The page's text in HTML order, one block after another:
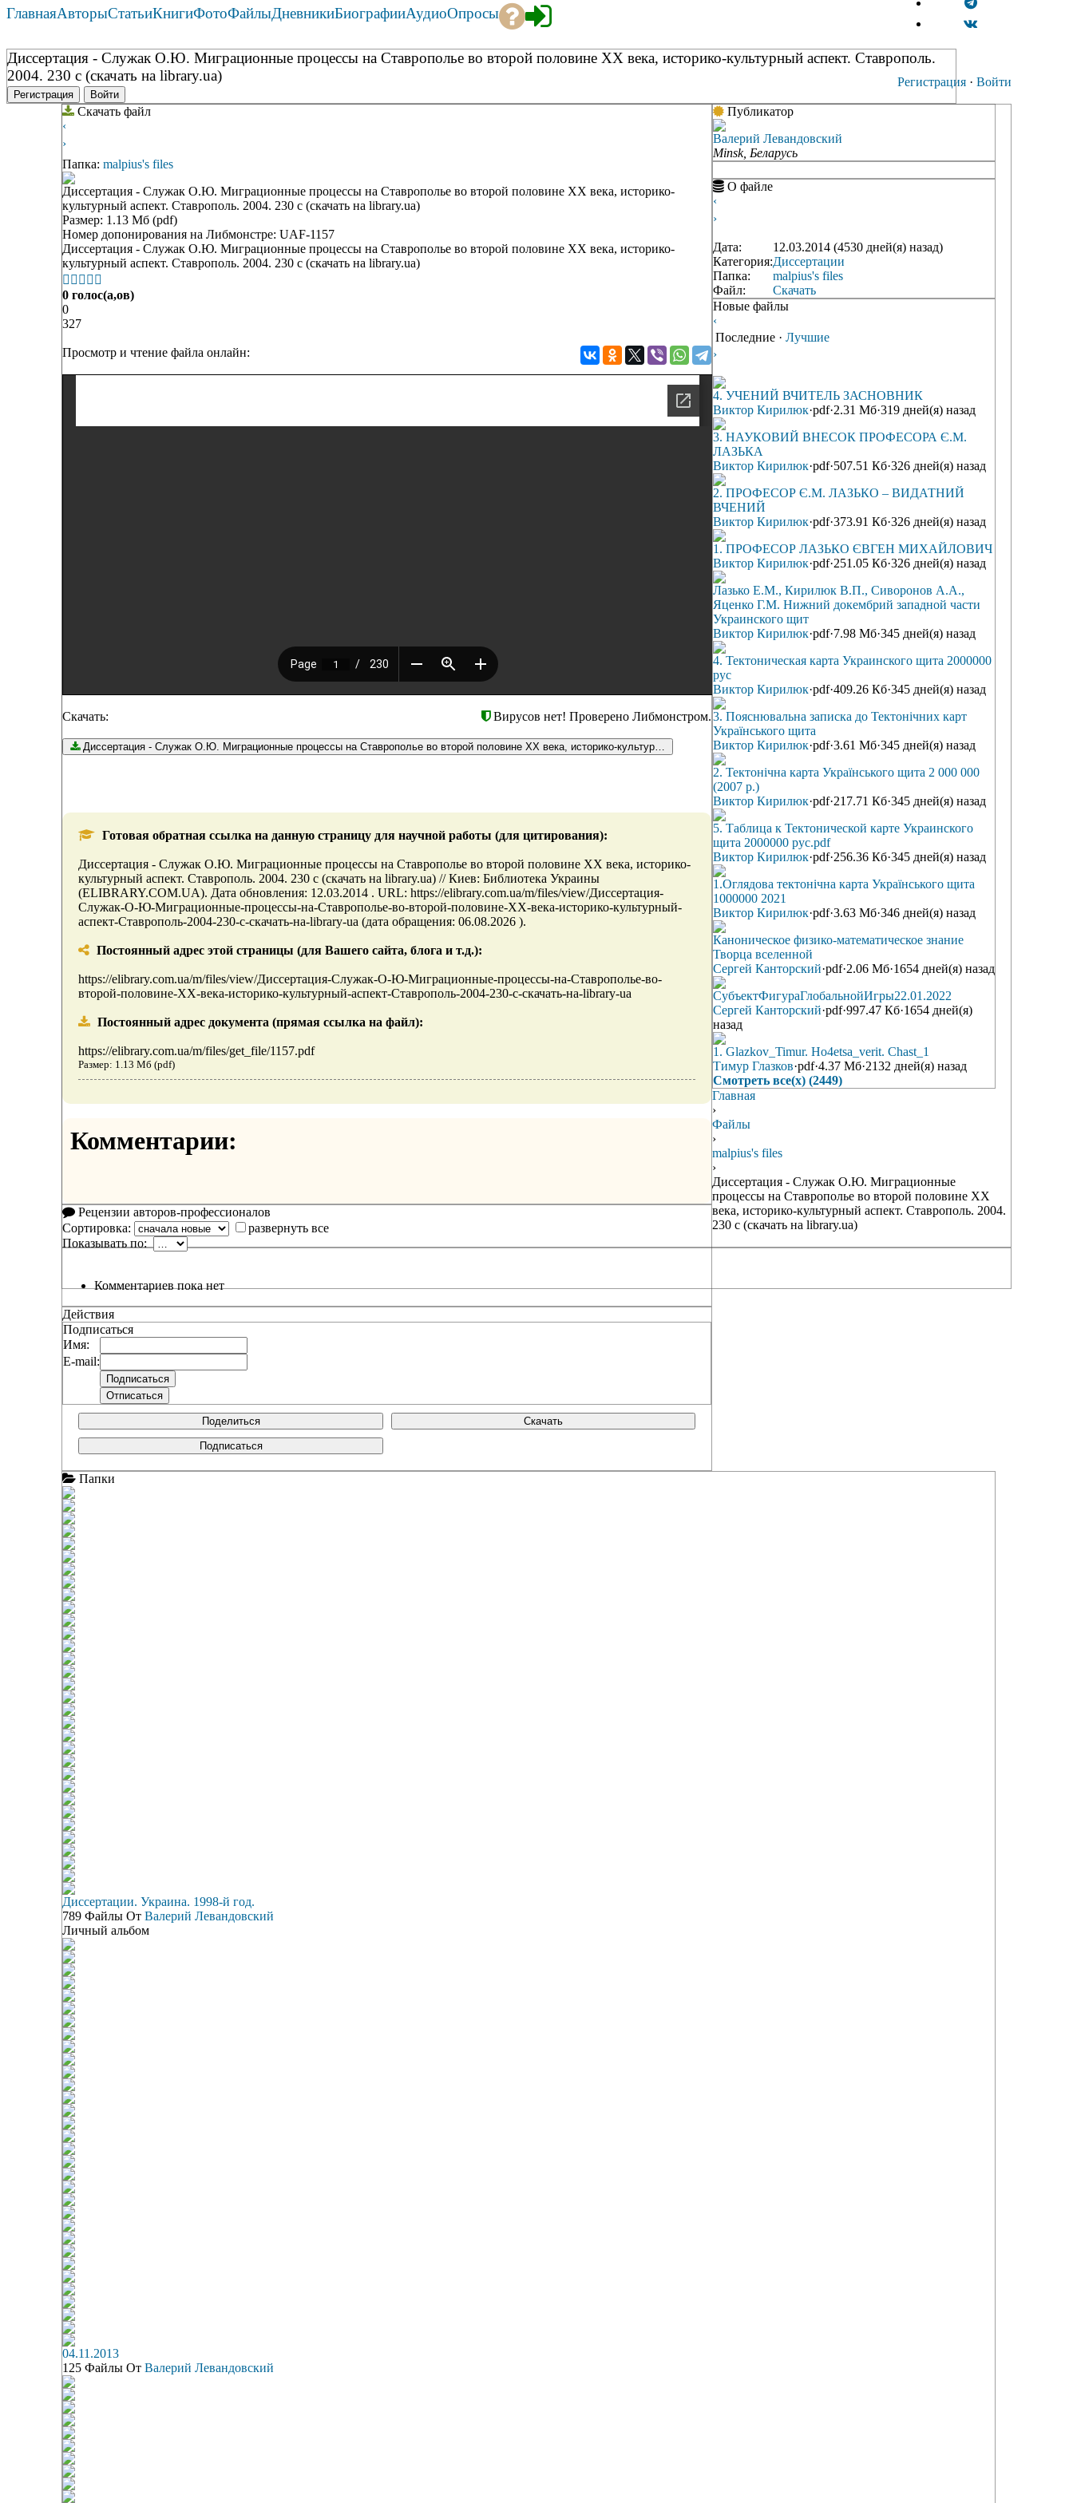
Регистрация · Войти
ГлавнаяАвторыСтатьиКнигиФотоФайлыДневникиБиографииАудиоОпросы
Диссертация - Служак О.Ю. Миграционные процессы на Ставрополье во второй половине ХХ века, историко-культурный аспект. Ставрополь.
2004. 230 с (скачать на library.ua)
Регистрация Войти
Скачать файл
‹
›
Папка: malpius's files
Диссертация - Служак О.Ю. Миграционные процессы на Ставрополье во второй половине ХХ века, историко-
культурный аспект. Ставрополь. 2004. 230 с (скачать на library.ua)
Размер: 1.13 Мб (pdf)
Номер допонирования на Либмонстре: UAF-1157
Диссертация - Служак О.Ю. Миграционные процессы на Ставрополье во второй половине ХХ века, историко-
культурный аспект. Ставрополь. 2004. 230 с (скачать на library.ua)
    
0 голос(а,ов)
0
327
Просмотр и чтение файла онлайн:
Вирусов нет! Проверено Либмонстром.
Скачать:
Диссертация - Служак О.Ю. Миграционные процессы на Ставрополье во второй половине ХХ века, историко-культурный аспект. Ставрополь. 2004. 230 с (скачать на library.ua) (1.13 Мб, pdf)
Готовая обратная ссылка на данную страницу для научной работы (для цитирования):
Диссертация - Служак О.Ю. Миграционные процессы на Ставрополье во второй половине ХХ века, историко-
культурный аспект. Ставрополь. 2004. 230 с (скачать на library.ua) // Киев: Библиотека Украины
(ELIBRARY.COM.UA). Дата обновления: 12.03.2014 . URL: https://elibrary.com.ua/m/files/view/Диссертация-
Служак-О-Ю-Миграционные-процессы-на-Ставрополье-во-второй-половине-ХХ-века-историко-культурный-
аспект-Ставрополь-2004-230-с-скачать-на-library-ua (дата обращения: 06.08.2026 ).
Постоянный адрес этой страницы (для Вашего сайта, блога и т.д.):
https://elibrary.com.ua/m/files/view/Диссертация-Служак-О-Ю-Миграционные-процессы-на-Ставрополье-во-
второй-половине-ХХ-века-историко-культурный-аспект-Ставрополь-2004-230-с-скачать-на-library-ua
Постоянный адрес документа (прямая ссылка на файл):
https://elibrary.com.ua/m/files/get_file/1157.pdf
Размер: 1.13 Мб (pdf)
Комментарии:
Рецензии авторов-профессионалов
Сортировка:
развернуть все
Показывать по:
Комментариев пока нет
Действия
Подписаться
Имя:
E-mail:
Поделиться Скачать
Подписаться
Публикатор
Валерий Левандовский
Minsk, Беларусь
О файле
‹
›
Дата:
12.03.2014 (4530 дней(я) назад)
Категория:Диссертации
Папка:
malpius's files
Файл:
Скачать
Новые файлы
‹
Последние · Лучшие
›
4. УЧЕНИЙ ВЧИТЕЛЬ ЗАСНОВНИК
Виктор Кирилюк·pdf·2.31 Мб·319 дней(я) назад
3. НАУКОВИЙ ВНЕСОК ПРОФЕСОРА Є.М.
ЛАЗЬКА
Виктор Кирилюк·pdf·507.51 Кб·326 дней(я) назад
2. ПРОФЕСОР Є.М. ЛАЗЬКО – ВИДАТНИЙ
ВЧЕНИЙ
Виктор Кирилюк·pdf·373.91 Кб·326 дней(я) назад
1. ПРОФЕСОР ЛАЗЬКО ЄВГЕН МИХАЙЛОВИЧ
Виктор Кирилюк·pdf·251.05 Кб·326 дней(я) назад
Лазько Е.М., Кирилюк В.П., Сиворонов А.А.,
Яценко Г.М. Нижний докембрий западной части
Украинского щит
Виктор Кирилюк·pdf·7.98 Мб·345 дней(я) назад
4. Тектоническая карта Украинского щита 2000000
рус
Виктор Кирилюк·pdf·409.26 Кб·345 дней(я) назад
3. Пояснювальна записка до Тектонічних карт
Українського щита
Виктор Кирилюк·pdf·3.61 Мб·345 дней(я) назад
2. Тектонічна карта Українського щита 2 000 000
(2007 р.)
Виктор Кирилюк·pdf·217.71 Кб·345 дней(я) назад
5. Таблица к Тектонической карте Украинского
щита 2000000 рус.pdf
Виктор Кирилюк·pdf·256.36 Кб·345 дней(я) назад
1.Оглядова тектонічна карта Українського щита
1000000 2021
Виктор Кирилюк·pdf·3.63 Мб·346 дней(я) назад
Каноническое физико-математическое знание
Творца вселенной
Сергей Канторский·pdf·2.06 Мб·1654 дней(я) назад
СубъектФигураГлобальнойИгры22.01.2022
Сергей Канторский·pdf·997.47 Кб·1654 дней(я)
назад
1. Glazkov_Timur. Ho4etsa_verit. Chast_1
Тимур Глазков·pdf·4.37 Мб·2132 дней(я) назад
Смотреть все(х) (2449)
Папки
Диссертации. Украина. 1998-й год.
789 Файлы От Валерий Левандовский
Личный альбом
04.11.2013
125 Файлы От Валерий Левандовский
Главная
›
Файлы
›
malpius's files
›
Диссертация - Служак О.Ю. Миграционные
процессы на Ставрополье во второй половине ХХ
века, историко-культурный аспект. Ставрополь. 2004.
230 с (скачать на library.ua)